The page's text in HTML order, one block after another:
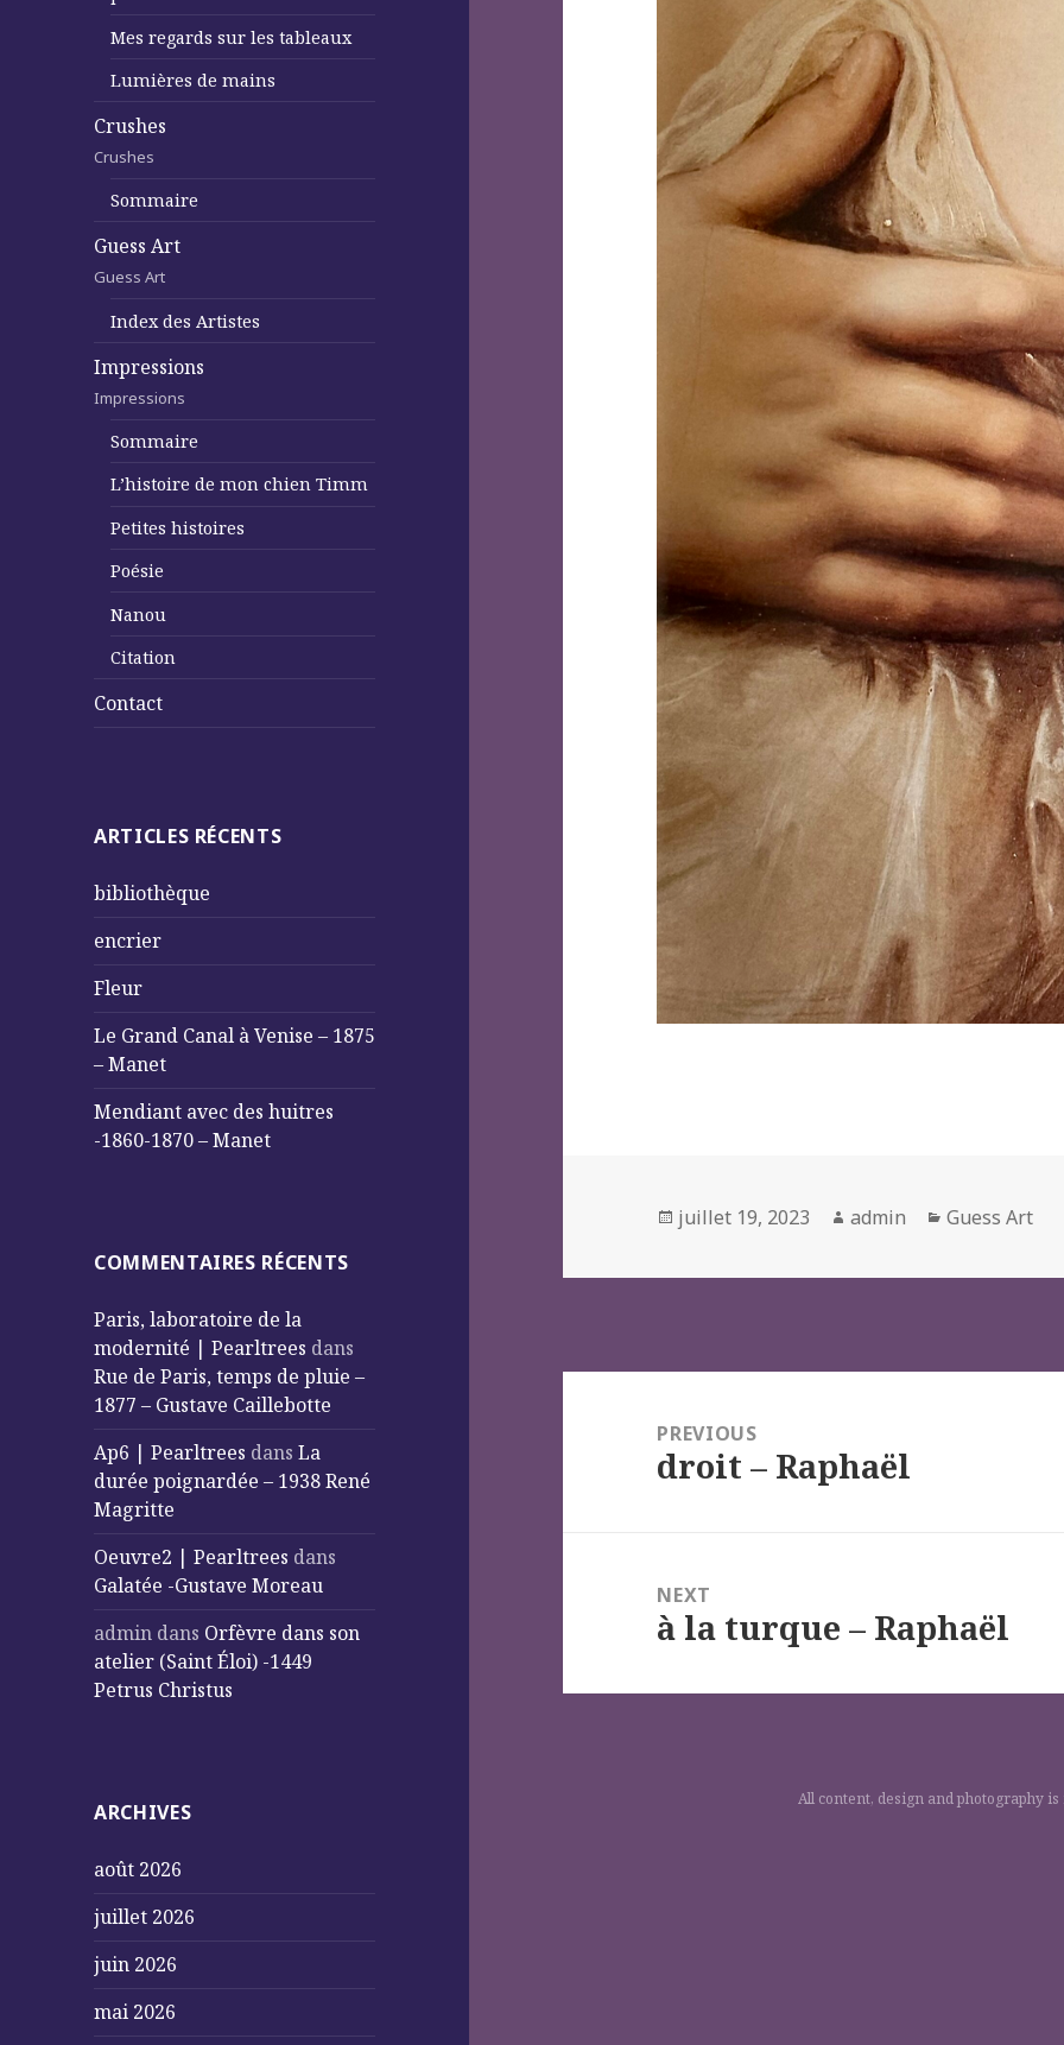
Mes regards sur les tableaux
Lumières de mains
Crushes
Crushes
Sommaire
Guess Art
Guess Art
Index des Artistes
Impressions
Impressions
Sommaire
L’histoire de mon chien Timm
Petites histoires
Poésie
Nanou
Citation
Contact
ARTICLES RÉCENTS
bibliothèque
encrier
Fleur
Le Grand Canal à Venise – 1875
– Manet
Mendiant avec des huitres
-1860-1870 – Manet
COMMENTAIRES RÉCENTS
Paris, laboratoire de la
modernité | Pearltrees dans
Rue de Paris, temps de pluie –
1877 – Gustave Caillebotte
Ap6 | Pearltrees dansLa
durée poignardée – 1938 René
Magritte
Oeuvre2 | Pearltrees dans
Galatée -Gustave Moreau
admin dans Orfèvre dans son
atelier (Saint Éloi) -1449
Petrus Christus
ARCHIVES
août 2026
juillet 2026
juin 2026
mai 2026
Posted
juillet 19, 2023 Author
admin Categories
Guess Art
l’article
PREVIOUS
Previous
droit – Raphaël
NEXT
Next
à la turque – Raphaël
All content, design and photography